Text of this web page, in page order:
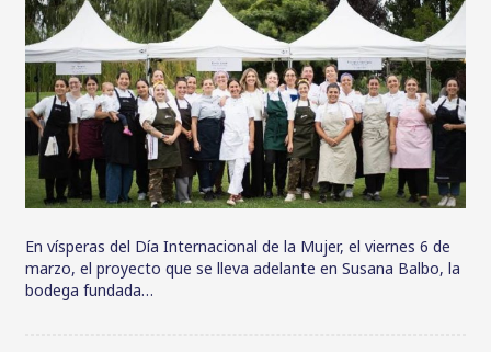
En vísperas del Día Internacional de la Mujer, el viernes 6 de
marzo, el proyecto que se lleva adelante en Susana Balbo, la
bodega fundada…